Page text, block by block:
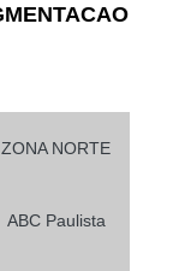
ZONA NORTE
ABC Paulista